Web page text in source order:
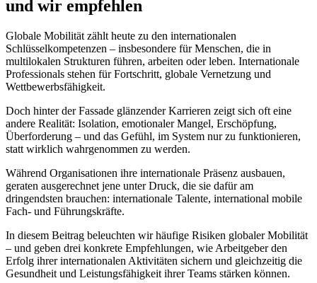
und wir empfehlen
Globale Mobilität zählt heute zu den internationalen
Schlüsselkompetenzen – insbesondere für Menschen, die in
multilokalen Strukturen führen, arbeiten oder leben. Internationale
Professionals stehen für Fortschritt, globale Vernetzung und
Wettbewerbsfähigkeit.
Doch hinter der Fassade glänzender Karrieren zeigt sich oft eine
andere Realität: Isolation, emotionaler Mangel, Erschöpfung,
Überforderung – und das Gefühl, im System nur zu funktionieren,
statt wirklich wahrgenommen zu werden.
Während Organisationen ihre internationale Präsenz ausbauen,
geraten ausgerechnet jene unter Druck, die sie dafür am
dringendsten brauchen: internationale Talente, international mobile
Fach- und Führungskräfte.
In diesem Beitrag beleuchten wir häufige Risiken globaler Mobilität
– und geben drei konkrete Empfehlungen, wie Arbeitgeber den
Erfolg ihrer internationalen Aktivitäten sichern und gleichzeitig die
Gesundheit und Leistungsfähigkeit ihrer Teams stärken können.